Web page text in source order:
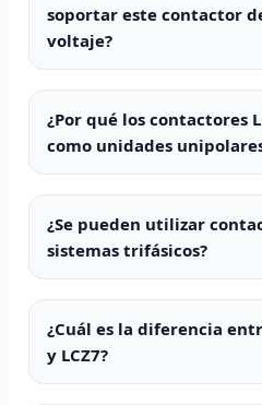
soportar este contactor
voltaje?
¿Por qué los contactores
como unidades
¿Se pueden utilizar
sistemas trifásicos?
¿Cuál es la diferencia
y LCZ7?